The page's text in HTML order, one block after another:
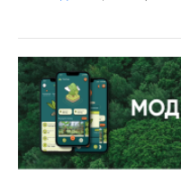
Жуулчны